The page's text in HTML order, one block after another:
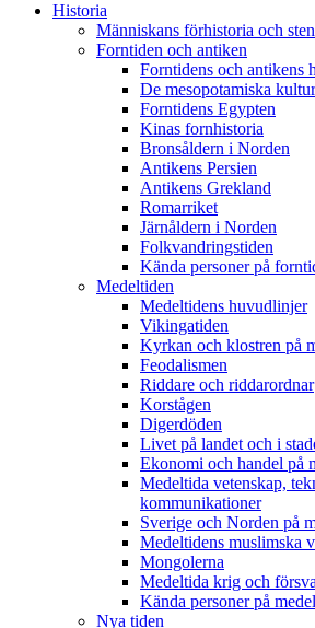
Historia
Människans förhistoria och
Forntiden och antiken
Forntidens och antikens
De mesopotamiska
Forntidens Egypten
Kinas fornhistoria
Bronsåldern i Norden
Antikens Persien
Antikens Grekland
Romarriket
Järnåldern i Norden
Folkvandringstiden
Kända personer på
Medeltiden
Medeltidens huvudlinjer
Vikingatiden
Kyrkan och klostren på
Feodalismen
Riddare och riddarordnar
Korstågen
Digerdöden
Livet på landet och i
Ekonomi och handel på
Medeltida vetenskap,
kommunikationer
Sverige och Norden på
Medeltidens muslimska
Mongolerna
Medeltida krig och
Kända personer på
Nya tiden